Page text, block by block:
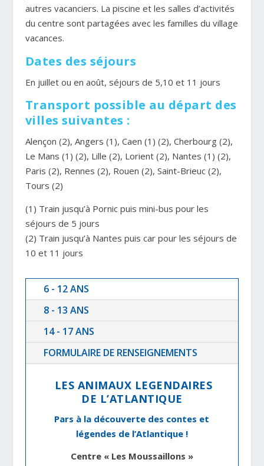
autres vacanciers. La piscine et les salles d’activités
du centre sont partagées avec les familles du village
vacances.
Dates des séjours
En juillet ou en août, séjours de 5,10 et 11 jours
Transport possible au départ des
villes suivantes :
Alençon (2), Angers (1), Caen (1) (2), Cherbourg (2),
Le Mans (1) (2), Lille (2), Lorient (2), Nantes (1) (2),
Paris (2), Rennes (2), Rouen (2), Saint-Brieuc (2),
Tours (2)
(1) Train jusqu’à Pornic puis mini-bus pour les
séjours de 5 jours
(2) Train jusqu’à Nantes puis car pour les séjours de
10 et 11 jours
6 - 12 ANS
8 - 13 ANS
14 - 17 ANS
FORMULAIRE DE RENSEIGNEMENTS
LES ANIMAUX LEGENDAIRES
DE L’ATLANTIQUE
Pars à la découverte des contes et
légendes de l’Atlantique !
Centre « Les Moussaillons »